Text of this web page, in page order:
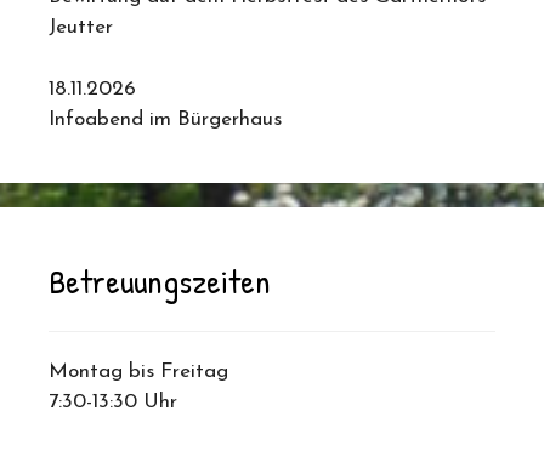
Jeutter
18.11.2026
Infoabend im Bürgerhaus
Betreuungszeiten
Montag bis Freitag
7:30-13:30 Uhr